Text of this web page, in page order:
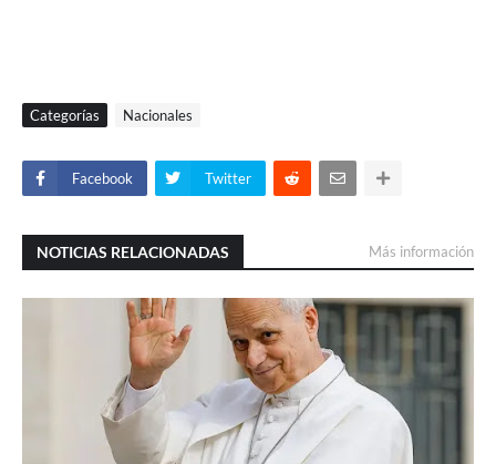
Categorías Nacionales
Facebook Twitter
NOTICIAS RELACIONADAS Más información